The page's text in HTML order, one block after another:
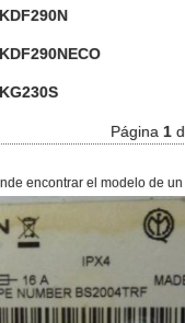
Página 1
encontrar el modelo de un